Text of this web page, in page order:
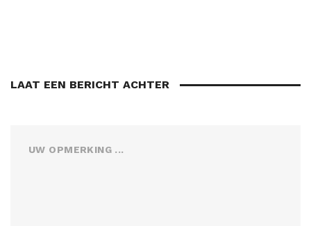
LAAT EEN BERICHT ACHTER